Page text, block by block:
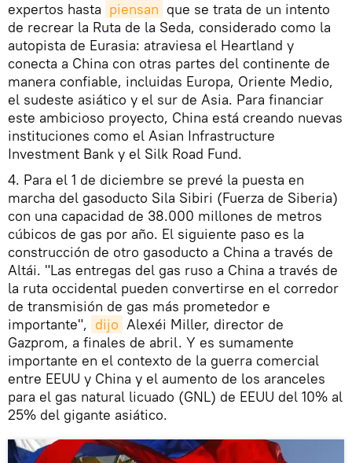
expertos hasta piensan que se trata de un intento
de recrear la Ruta de la Seda, considerado como la
autopista de Eurasia: atraviesa el Heartland y
conecta a China con otras partes del continente de
manera confiable, incluidas Europa, Oriente Medio,
el sudeste asiático y el sur de Asia. Para financiar
este ambicioso proyecto, China está creando nuevas
instituciones como el Asian Infrastructure
Investment Bank y el Silk Road Fund.
4. Para el 1 de diciembre se prevé la puesta en
marcha del gasoducto Sila Sibiri (Fuerza de Siberia)
con una capacidad de 38.000 millones de metros
cúbicos de gas por año. El siguiente paso es la
construcción de otro gasoducto a China a través de
Altái. "Las entregas del gas ruso a China a través de
la ruta occidental pueden convertirse en el corredor
de transmisión de gas más prometedor e
importante", dijo Alexéi Miller, director de
Gazprom, a finales de abril. Y es sumamente
importante en el contexto de la guerra comercial
entre EEUU y China y el aumento de los aranceles
para el gas natural licuado (GNL) de EEUU del 10% al
25% del gigante asiático.